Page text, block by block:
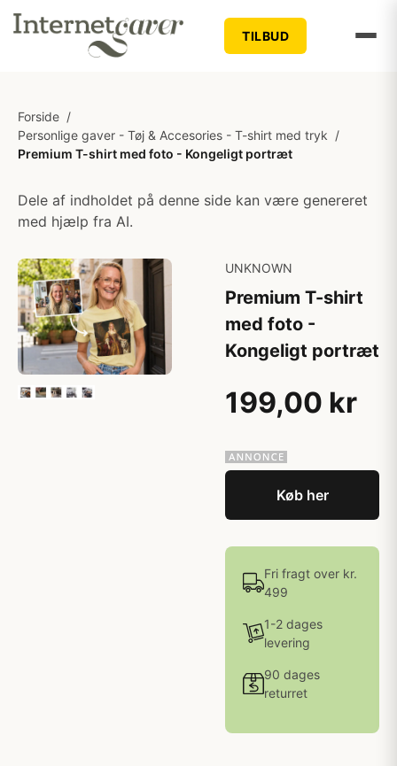
TILBUD
Forside /
Personlige gaver - Tøj & Accesories - T-shirt med tryk /
Premium T-shirt med foto - Kongeligt portræt
Dele af indholdet på denne side kan være genereret
med hjælp fra AI.
UNKNOWN
Premium T-shirt
med foto -
Kongeligt portræt
199,00 kr
Køb her
Fri fragt over kr.
499
1-2 dages
levering
90 dages
returret